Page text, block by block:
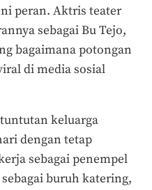
peran. Aktris teater
sebagai Bu Tejo,
bagaimana potongan
di media sosial
keluarga
dengan tetap
sebagai penempel
buruh katering,